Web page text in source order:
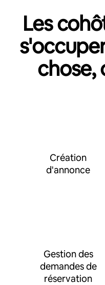
Les
chose,
Création
d'annonce
Gestion des
demandes de
réservation